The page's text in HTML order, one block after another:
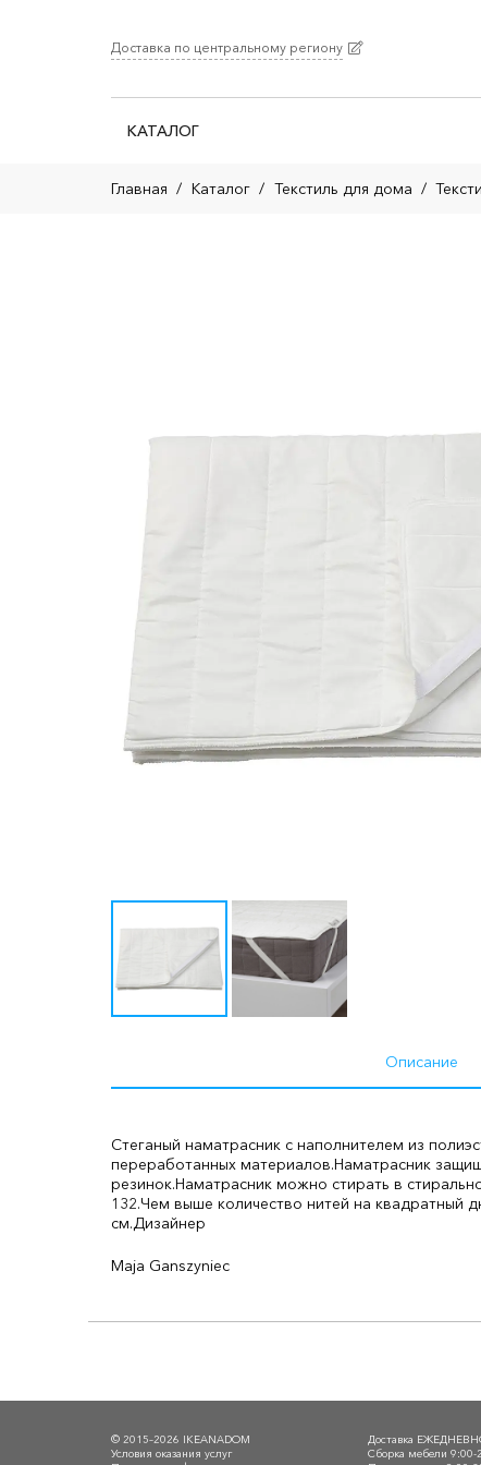
Доставка по центральному региону
КАТАЛОГ
Главная / Каталог / Текстиль для дома /
Описание
Стеганый наматрасник с наполнителем из
переработанных материалов.Наматрасник
резинок.Наматрасник можно стирать в
132.Чем выше количество нитей на квадратный
см.Дизайнер
Maja Ganszyniec
© 2015–2026 IKEANADOM
Условия оказания услуг
Доставка
Сборка мебели 9:00-